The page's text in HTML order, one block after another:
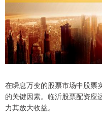
在瞬息万变的股票市场中股票
的关键因素。临沂股票配资应
力其放大收益。